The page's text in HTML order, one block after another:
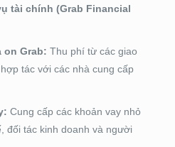
tài chính (Grab Financial
on Grab: Thu phí từ các giao
tác với các nhà cung cấp
Cung cấp các khoản vay nhỏ
đối tác kinh doanh và người